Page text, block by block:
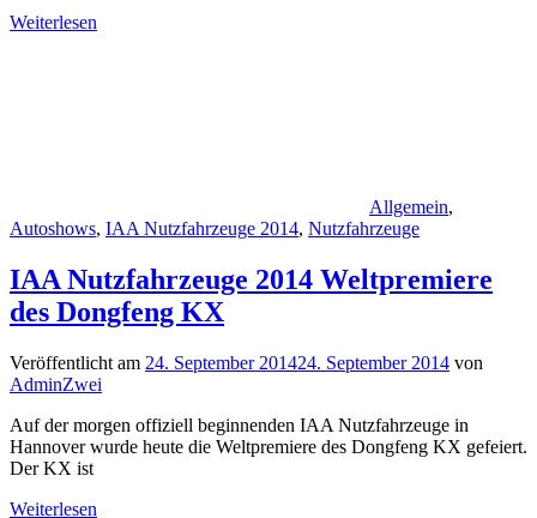
Weiterlesen
Allgemein,
Autoshows, IAA Nutzfahrzeuge 2014, Nutzfahrzeuge
IAA Nutzfahrzeuge 2014 Weltpremiere
des Dongfeng KX
Veröffentlicht am 24. September 201424. September 2014 von
AdminZwei
Auf der morgen offiziell beginnenden IAA Nutzfahrzeuge in
Hannover wurde heute die Weltpremiere des Dongfeng KX gefeiert.
Der KX ist
Weiterlesen